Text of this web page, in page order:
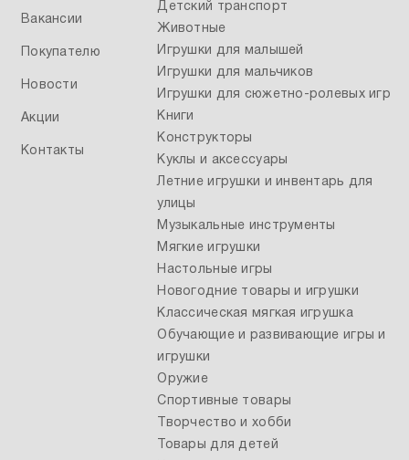
Вакансии
Покупателю
Новости
Акции
Контакты
Детский транспорт
Животные
Игрушки для малышей
Игрушки для мальчиков
Игрушки для сюжетно-ролевых игр
Книги
Конструкторы
Куклы и аксессуары
Летние игрушки и инвентарь для
улицы
Музыкальные инструменты
Мягкие игрушки
Настольные игры
Новогодние товары и игрушки
Классическая мягкая игрушка
Обучающие и развивающие игры и
игрушки
Оружие
Спортивные товары
Творчество и хобби
Товары для детей